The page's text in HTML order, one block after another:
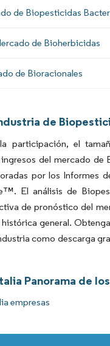
de Biopesticidas
de Bioherbicidas
de Bioracionales
de
participación, el
del mercado de
por los Informes
El análisis de
de pronóstico del
general.
como descarga
Panorama de
empresas